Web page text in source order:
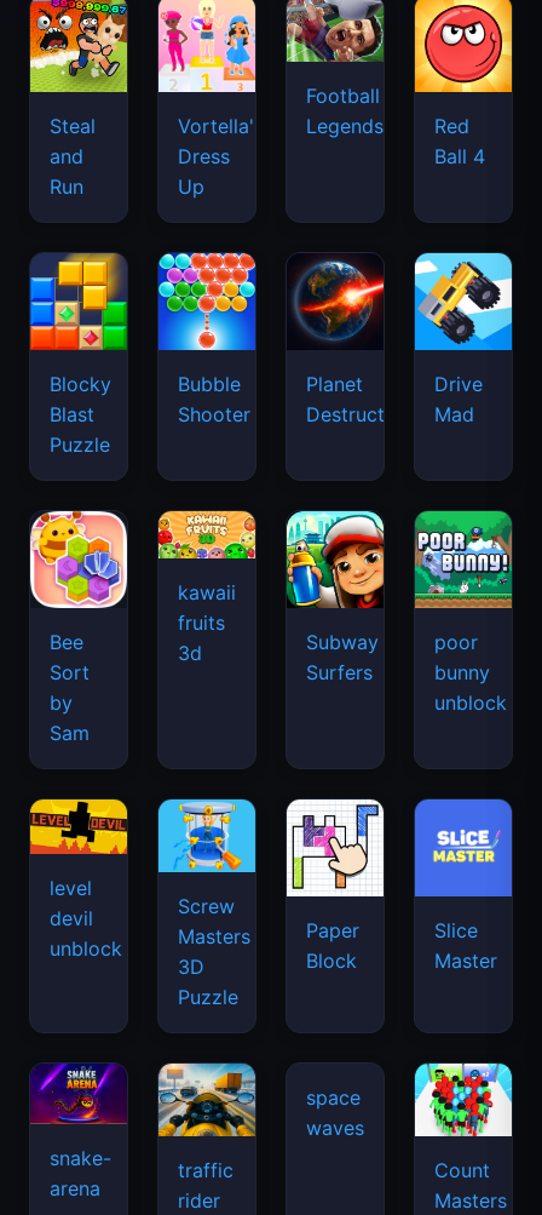
Steal
and
Run
Vortella's
Dress
Up
Football
Legends
Red
Ball 4
Blocky
Blast
Puzzle
Bubble
Shooter
Planet
Destruction
Drive
Mad
Bee
Sort
by
Sam
kawaii
fruits
3d
Subway
Surfers
poor
bunny
unblock
level
devil
unblock
Screw
Masters
3D
Puzzle
Paper
Block
Slice
Master
snake-
arena
traffic
rider
space
waves
Count
Masters